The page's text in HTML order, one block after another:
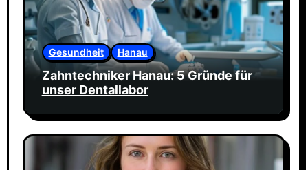
Gesundheit Hanau
Zahntechniker Hanau: 5 Gründe für
unser Dentallabor